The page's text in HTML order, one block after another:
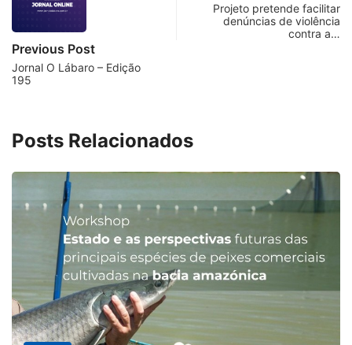
Previous Post
Jornal O Lábaro – Edição
195
Projeto pretende facilitar
denúncias de violência
contra a…
Posts Relacionados